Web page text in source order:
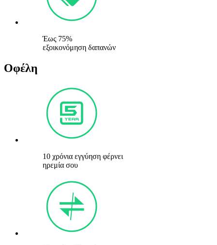
Έως 75%
εξοικονόμηση δαπανών
Οφέλη
10 χρόνια εγγύηση φέρνει
ηρεμία σου